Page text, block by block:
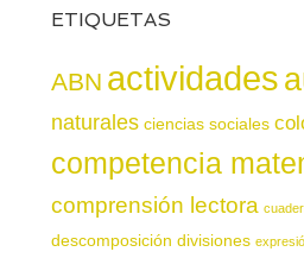
ETIQUETAS
ABN actividades
naturales ciencias sociales
competencia
comprensión lectora
descomposición divisiones